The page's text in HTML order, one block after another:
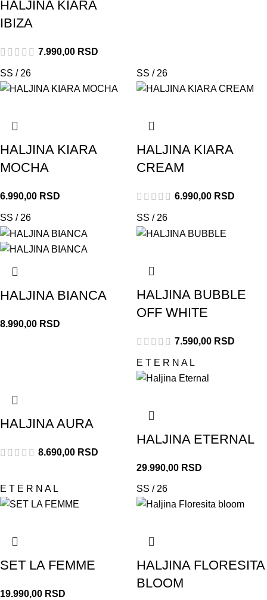
HALJINA KIARA
IBIZA
7.990,00 RSD
SS / 26
HALJINA KIARA
MOCHA
6.990,00 RSD
SS / 26
HALJINA KIARA
CREAM
6.990,00 RSD
SS / 26
HALJINA BIANCA
8.990,00 RSD
SS / 26
HALJINA BUBBLE
OFF WHITE
7.590,00 RSD
HALJINA AURA
8.690,00 RSD
E T E R N A L
HALJINA ETERNAL
29.990,00 RSD
E T E R N A L
SET LA FEMME
19.990,00 RSD
SS / 26
HALJINA FLORESITA
BLOOM